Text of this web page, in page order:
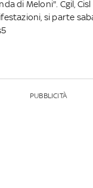
di Meloni". Cgil,
si parte
PUBBLICITÀ